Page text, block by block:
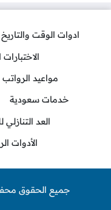
ادوات الوقت والتاريخ
الاختبارات
مواعيد
خدمات سعودية
العد التنازلي
الأدوات
جميع الحقوق